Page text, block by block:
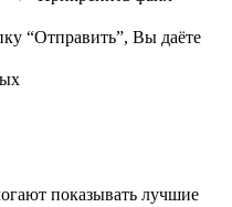
“Отправить”, Вы даёте
показывать лучшие